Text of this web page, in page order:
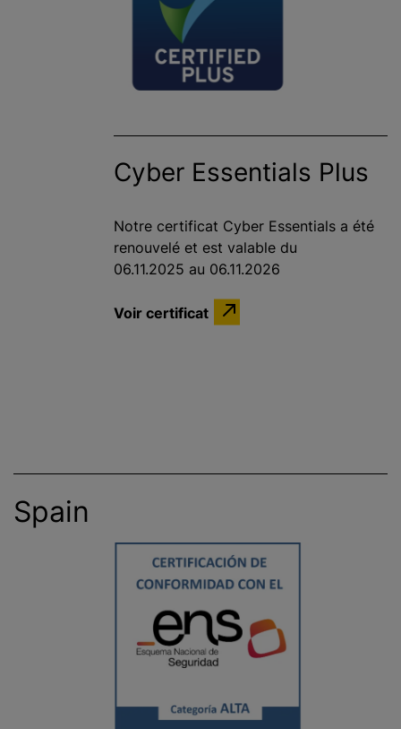
Cyber Essentials Plus
Notre certificat Cyber Essentials a été
renouvelé et est valable du
06.11.2025 au 06.11.2026
Voir certificat
Spain